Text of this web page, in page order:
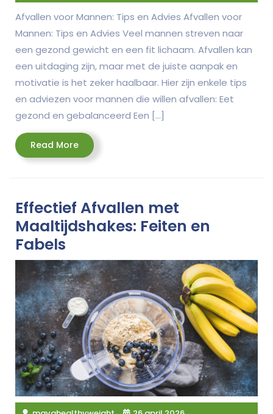
Afvallen voor Mannen: Tips en Advies Afvallen voor
Mannen: Tips en Advies Veel mannen streven naar
een gezond gewicht en een fit lichaam. Afvallen kan
een uitdaging zijn, maar met de juiste aanpak en
motivatie is het zeker haalbaar. Hier zijn enkele tips
en adviezen voor mannen die willen afvallen: Eet
gezond en gebalanceerd Een […]
Read MoreRead
More
Effectief Afvallen met
Maaltijdshakes: Feiten en
Fabels